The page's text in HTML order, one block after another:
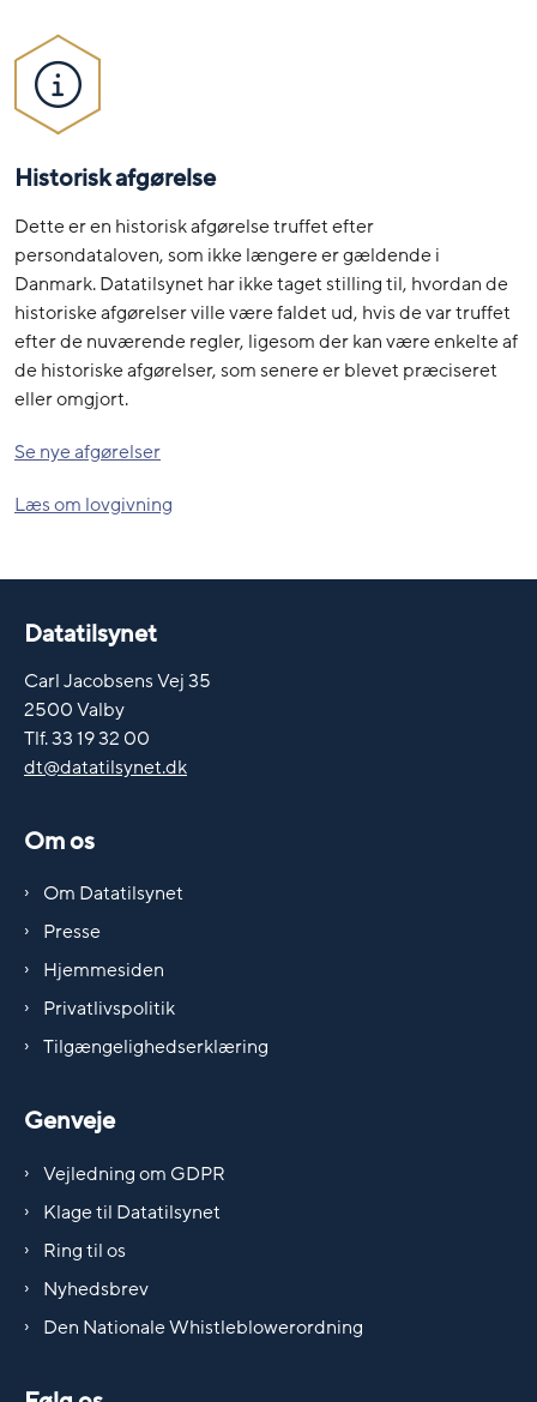
Historisk afgørelse
Dette er en historisk afgørelse truffet efter
persondataloven, som ikke længere er gældende i
Danmark. Datatilsynet har ikke taget stilling til, hvordan de
historiske afgørelser ville være faldet ud, hvis de var truffet
efter de nuværende regler, ligesom der kan være enkelte af
de historiske afgørelser, som senere er blevet præciseret
eller omgjort.
Se nye afgørelser
Læs om lovgivning
Datatilsynet
Carl Jacobsens Vej 35
2500 Valby
Tlf. 33 19 32 00
dt@datatilsynet.dk
Om os
Om Datatilsynet
Presse
Hjemmesiden
Privatlivspolitik
Tilgængelighedserklæring
Genveje
Vejledning om GDPR
Klage til Datatilsynet
Ring til os
Nyhedsbrev
Den Nationale Whistleblowerordning